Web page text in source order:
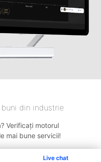
Live chat
din industrie
Verificați motorul
mai bune servicii!